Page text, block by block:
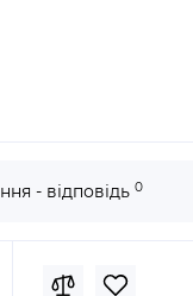
- відповідь 0